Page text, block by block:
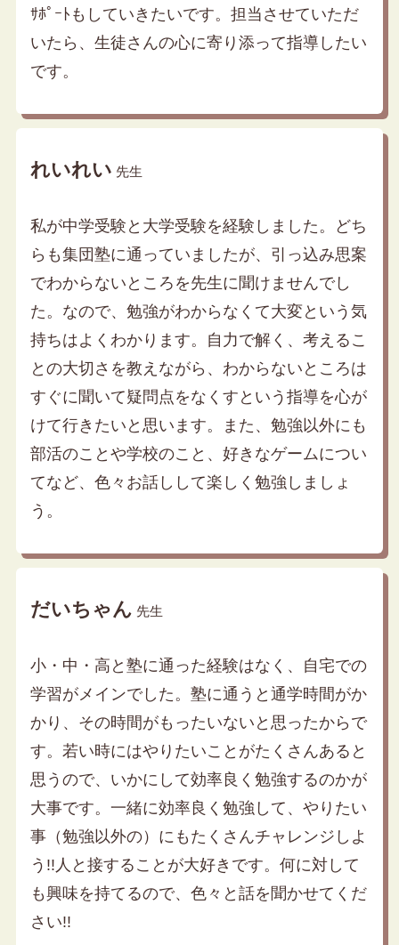
ｻﾎﾟｰﾄもしていきたいです。担当させていただ
いたら、生徒さんの心に寄り添って指導したい
です。
れいれい 先生
私が中学受験と大学受験を経験しました。どち
らも集団塾に通っていましたが、引っ込み思案
でわからないところを先生に聞けませんでし
た。なので、勉強がわからなくて大変という気
持ちはよくわかります。自力で解く、考えるこ
との大切さを教えながら、わからないところは
すぐに聞いて疑問点をなくすという指導を心が
けて行きたいと思います。また、勉強以外にも
部活のことや学校のこと、好きなゲームについ
てなど、色々お話しして楽しく勉強しましょ
う。
だいちゃん 先生
小・中・高と塾に通った経験はなく、自宅での
学習がメインでした。塾に通うと通学時間がか
かり、その時間がもったいないと思ったからで
す。若い時にはやりたいことがたくさんあると
思うので、いかにして効率良く勉強するのかが
大事です。一緒に効率良く勉強して、やりたい
事（勉強以外の）にもたくさんチャレンジしよ
う!!人と接することが大好きです。何に対して
も興味を持てるので、色々と話を聞かせてくだ
さい!!